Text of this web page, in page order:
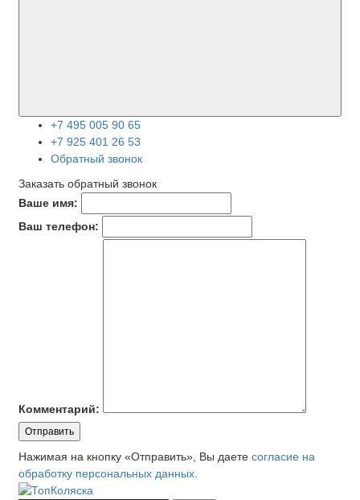
+7 495 005 90 65
+7 925 401 26 53
Обратный звонок
Заказать обратный звонок
Ваше имя:
Ваш телефон:
Комментарий:
Отправить
Нажимая на кнопку «Отправить», Вы даете согласие на
обработку персональных данных.